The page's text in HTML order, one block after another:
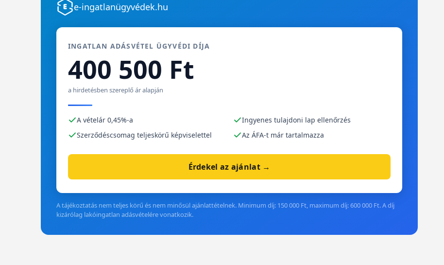
e-ingatlanügyvédek.hu
INGATLAN ADÁSVÉTEL ÜGYVÉDI DÍJA
400 500 Ft
a hirdetésben szereplő ár alapján
A vételár 0,45%-a
Szerződéscsomag teljeskörű képviselettel
Ingyenes tulajdoni lap ellenőrzés
Az ÁFA-t már tartalmazza
Érdekel az ajánlat →
A tájékoztatás nem teljes körű és nem minősül ajánlattételnek. Minimum díj: 150 000 Ft, maximum díj: 600 000 Ft. A díj
kizárólag lakóingatlan adásvételére vonatkozik.